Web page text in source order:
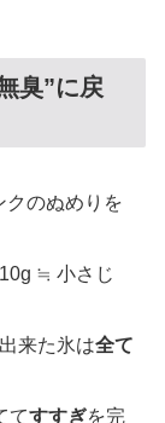
臭”に戻
クのぬめりを
≒ 小さじ
来た氷は全て
てすすぎを完